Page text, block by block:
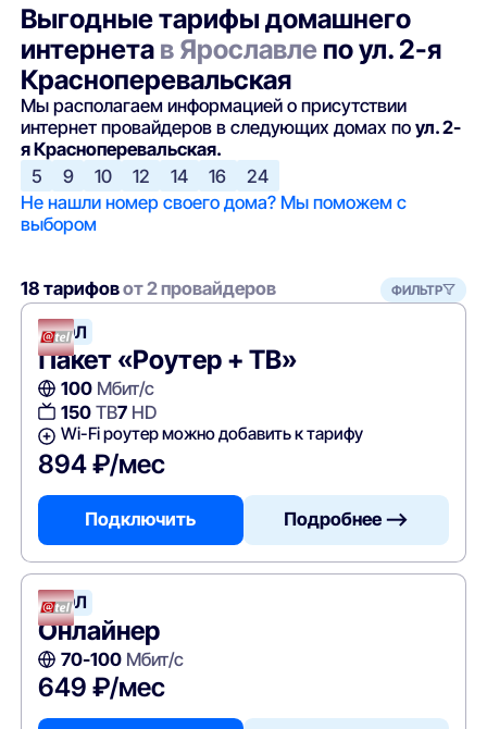
Выгодные тарифы домашнего
интернета в Ярославле по ул. 2-я
Красноперевальская
Мы располагаем информацией о присутствии
интернет провайдеров в следующих домах поул. 2-
я Красноперевальская.
5
9 10 12 14 16
24
Не нашли номер своего дома? Мы поможем с
выбором
18 тарифовот 2 провайдеров ФИЛЬТР
АТЭЛ
Пакет «Роутер + ТВ»
100Мбит/с
150ТВ7HD
Wi-Fi роутер можно добавить к тарифу
894 ₽/мес
Подключить Подробнее —>
АТЭЛ
Онлайнер
70-100Мбит/с
649 ₽/мес